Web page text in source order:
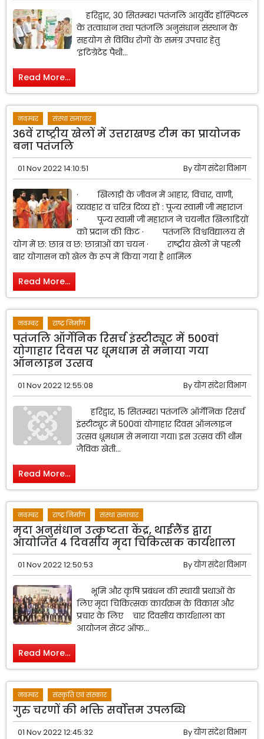
हरिद्वार, 30 सितम्बर। पतंजलि आयुर्वेद हॉस्पिटल
के तत्वाधान तथा पतंजलि अनुसंधान संस्थान के
सहयोग से विविध रोगों के समग्र उपचार हेतु
‘इंटिग्रेटेड पैथी...
Read More...
नवम्बर संस्था समाचार
36वें राष्ट्रीय खेलों में उत्तराखण्ड टीम का प्रायोजक
बना पतंजलि
01 Nov 2022 14:10:51 Byयोग संदेश विभाग
· खिलाड़ी के जीवन में आहार, विचार, वाणी,
व्यवहार व चरित्र दिव्य हों : पूज्य स्वामी जी महाराज
· पूज्य स्वामी जी महाराज ने चयनीत खिलाडिय़ों
को प्रदान की किट · पतंजलि विश्वविद्यालय से
योग में छ: छात्र व छ: छात्राओं का चयन · राष्ट्रीय खेलों में पहली
बार योगासन को खेल के रूप में किया गया है शामिल
Read More...
नवम्बर राष्ट्र निर्माण
पतंजलि ऑर्गेनिक रिसर्च इंस्टीट्यूट में 500वां
योगाहार दिवस पर धूमधाम से मनाया गया
ऑनलाइन उत्सव
01 Nov 2022 12:55:08 Byयोग संदेश विभाग
हरिद्वार, 15 सितम्बर। पतंजलि ऑर्गेनिक रिसर्च
इंस्टीट्यूट में 500वां योगाहार दिवस ऑनलाइन
उत्सव धूमधाम से मनाया गया। इस उत्सव की थीम
जैविक खेती...
Read More...
नवम्बर राष्ट्र निर्माण संस्था समाचार
मृदा अनुसंधान उत्कृष्टता केंद्र, थाईलैंड द्वारा
आयोजित 4 दिवसीय मृदा चिकित्सक कार्यशाला
01 Nov 2022 12:50:53 Byयोग संदेश विभाग
भूमि और कृषि प्रबंधन की स्थायी प्रथाओं के
लिए मृदा चिकित्सक कार्यक्रम के विकास और
प्रचार के लिए चार दिवसीय कार्यशाला का
आयोजन सेंटर ऑफ...
Read More...
नवम्बर संस्कृति एवं संस्कार
गुरु चरणों की भक्ति सर्वोत्तम उपलब्धि
01 Nov 2022 12:45:32 Byयोग संदेश विभाग